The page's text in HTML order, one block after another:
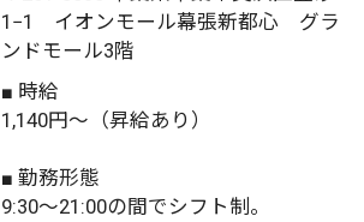
1−1 イオンモール幕張新都心 グラ
ンドモール3階
■ 時給
1,140円〜（昇給あり）
■ 勤務形態
9:30〜21:00の間でシフト制。